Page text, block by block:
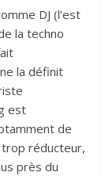
DJ (l’est
la techno
la définit
est
de
réducteur,
près du